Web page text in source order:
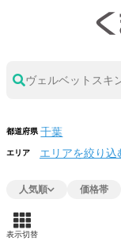
ヴェルベットスキ
都道府県
エリア エリアを絞り込
人気順 価格帯
表示切替